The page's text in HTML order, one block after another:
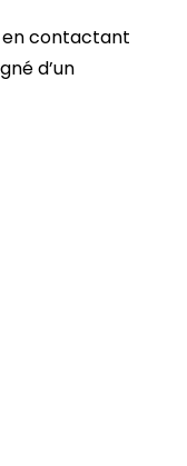
en contactant
d’un